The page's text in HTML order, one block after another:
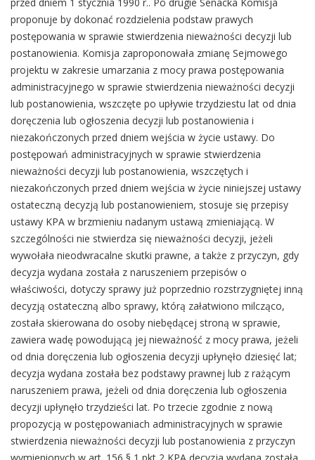
proponuje by dokonać rozdzielenia podstaw prawych
postępowania w sprawie stwierdzenia nieważności decyzji lub
postanowienia. Komisja zaproponowała zmianę Sejmowego
projektu w zakresie umarzania z mocy prawa postępowania
administracyjnego w sprawie stwierdzenia nieważności decyzji
lub postanowienia, wszczęte po upływie trzydziestu lat od dnia
doręczenia lub ogłoszenia decyzji lub postanowienia i
niezakończonych przed dniem wejścia w życie ustawy. Do
postępowań administracyjnych w sprawie stwierdzenia
nieważności decyzji lub postanowienia, wszczętych i
niezakończonych przed dniem wejścia w życie niniejszej ustawy
ostateczną decyzją lub postanowieniem, stosuje się przepisy
ustawy KPA w brzmieniu nadanym ustawą zmieniającą. W
szczególności nie stwierdza się nieważności decyzji, jeżeli
wywołała nieodwracalne skutki prawne, a także z przyczyn, gdy
decyzja wydana została z naruszeniem przepisów o
właściwości, dotyczy sprawy już poprzednio rozstrzygniętej inną
decyzją ostateczną albo sprawy, którą załatwiono milcząco,
została skierowana do osoby niebędącej stroną w sprawie,
zawiera wadę powodującą jej nieważność z mocy prawa, jeżeli
od dnia doręczenia lub ogłoszenia decyzji upłynęło dziesięć lat;
decyzja wydana została bez podstawy prawnej lub z rażącym
naruszeniem prawa, jeżeli od dnia doręczenia lub ogłoszenia
decyzji upłynęło trzydzieści lat. Po trzecie zgodnie z nową
propozycją w postępowaniach administracyjnych w sprawie
stwierdzenia nieważności decyzji lub postanowienia z przyczyn